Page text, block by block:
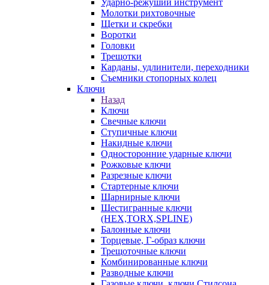
Ударно-режуший инструмент
Молотки рихтовочные
Щетки и скребки
Воротки
Головки
Трещотки
Карданы, удлинители, переходники
Съемники стопорных колец
Ключи
Назад
Ключи
Свечные ключи
Ступичные ключи
Накидные ключи
Односторонние ударные ключи
Рожковые ключи
Разрезные ключи
Стартерные ключи
Шарнирные ключи
Шестигранные ключи
(HEX,TORX,SPLINE)
Балонные ключи
Торцевые, Г-образ ключи
Трещоточные ключи
Комбинированные ключи
Разводные ключи